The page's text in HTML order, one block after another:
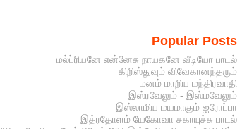
Popular Posts
மல்ப்ரியனே என்னேசு நாயகனே வீடியோ பாடல்
கிறிஸ்துவும் விவேகானந்தரும்
மனம் மாறிய மந்திரவாதி
இஸ்ரவேலும் - இஸ்மவேலும்
இஸ்லாமிய மயமாகும் ஐரோப்பா
இத்ரதோளம் யேகோவா சகாயுச்சு பாடல்